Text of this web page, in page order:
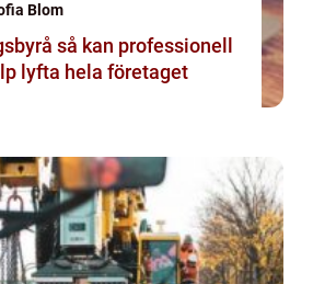
Blom
lyfta hela företaget